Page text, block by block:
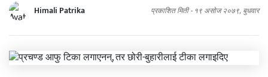
Himali Patrika प्रकाशित मिती - १९ असोज २०७९, बुधवार